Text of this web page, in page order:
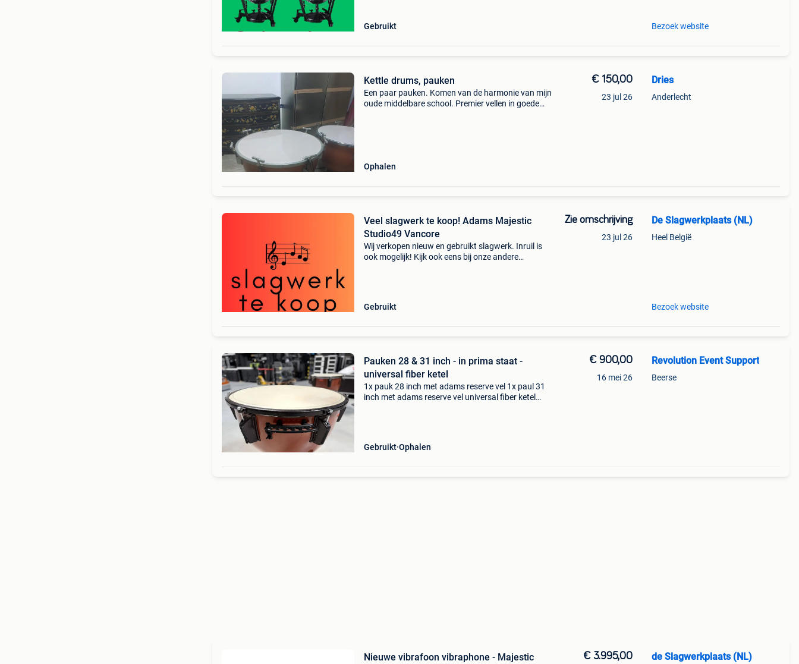
Gebruikt
Bezoek website
Kettle drums, pauken
Een paar pauken. Komen van de harmonie van mijn
oude middelbare school. Premier vellen in goede
Ophalen
€ 150,00
23 jul 26
Dries
Anderlecht
Veel slagwerk te koop! Adams Majestic
Studio49 Vancore
Wij verkopen nieuw en gebruikt slagwerk. Inruil is
ook mogelijk! Kijk ook eens bij onze andere
Gebruikt
Zie omschrijving
23 jul 26
De Slagwerkplaats (NL)
Heel België
Bezoek website
Pauken 28 & 31 inch - in prima staat -
universal fiber ketel
1x pauk 28 inch met adams reserve vel 1x paul 31
inch met adams reserve vel universal fiber ketel
Gebruikt Ophalen
€ 900,00
16 mei 26
Revolution Event Support
Beerse
Nieuwe vibrafoon vibraphone - Majestic
€ 3.995,00 de Slagwerkplaats (NL)